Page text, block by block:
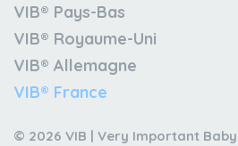
VIB® Pays-Bas
VIB® Royaume-Uni
VIB® Allemagne
VIB® France
© 2026 VIB | Very Important